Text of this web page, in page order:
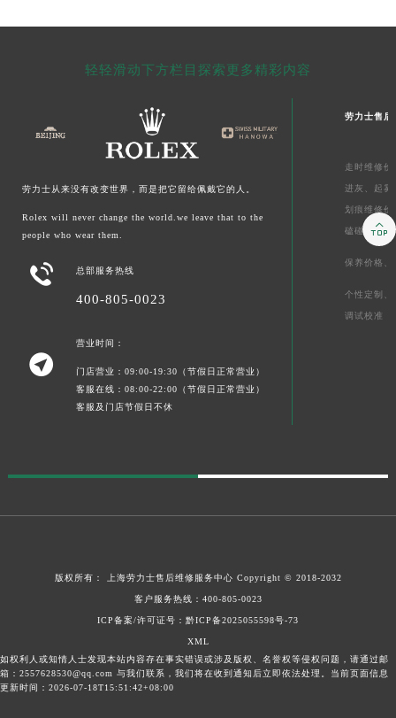
轻轻滑动下方栏目探索更多精彩内容
劳力士从来没有改变世界，而是把它留给佩戴它的人。
Rolex will never change the world.we leave that to the
people who wear them.
 总部服务热线
400-805-0023

营业时间：
门店营业：09:00-19:30（节假日正常营业）
客服在线：08:00-22:00（节假日正常营业）
客服及门店节假日不休
劳力士售后
走时维修价
进灰、 起雾
划痕维修价
磕碰摔坏
保养价格、
个性定制、
调试校准
版权所有： 上海劳力士售后维修服务中心 Copyright © 2018-2032
客户服务热线： 400-805-0023
ICP备案/许可证号：黔ICP备2025055598号-73
XML
如权利人或知情人士发现本站内容存在事实错误或涉及版权、名誉权等侵权问题，请通过邮
箱：2557628530@qq.com 与我们联系，我们将在收到通知后立即依法处理。当前页面信息
更新时间：2026-07-18T15:51:42+08:00
